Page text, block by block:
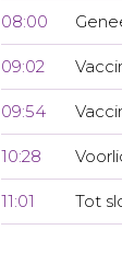
08:00
09:02
09:54
10:28
11:01 Tot